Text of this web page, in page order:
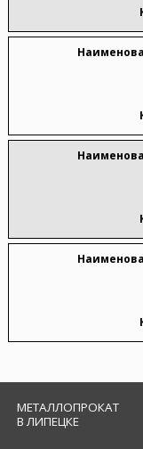
МЕТАЛЛОПРОКАТ
В ЛИПЕЦКЕ